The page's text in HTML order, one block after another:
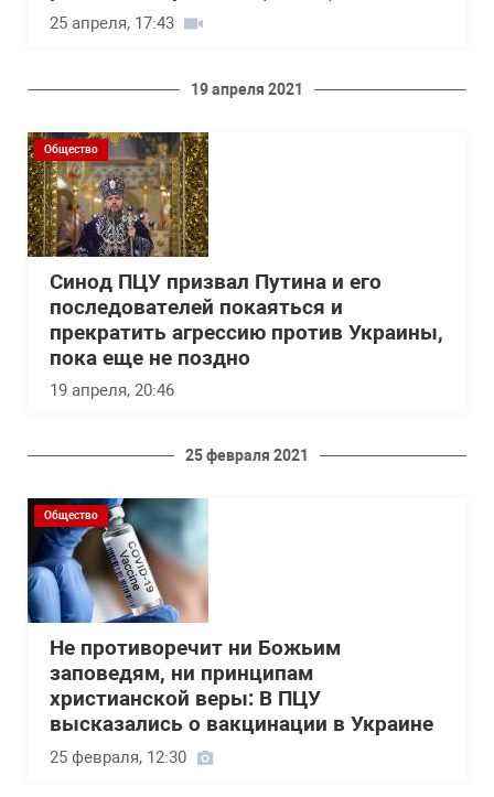
25 апреля, 17:43
19 апреля 2021
Общество
Синод ПЦУ призвал Путина и его
последователей покаяться и
прекратить агрессию против Украины,
пока еще не поздно
19 апреля, 20:46
25 февраля 2021
Общество
Не противоречит ни Божьим
заповедям, ни принципам
христианской веры: В ПЦУ
высказались о вакцинации в Украине
25 февраля, 12:30